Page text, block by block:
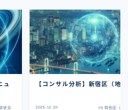
ュ
状況
【コンサル分析】新宿区（地
2025.12.30 05 特別区（23